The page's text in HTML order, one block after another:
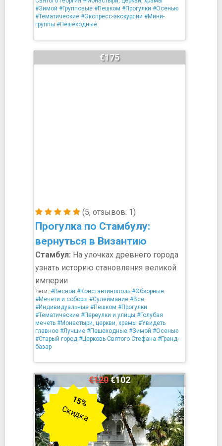
#Зимой #Групповые #Пешком #Прогулки #Осенью
#Тематические #Экспресс-экскурсии #Мини-
группы #Пешеходные
(5, отзывов: 1)
Прогулка по Стамбулу:
вернуться в Византию
€175
Стамбул: На улочках древнего города
узнать историю становления великой
империи
Теги: #Весной #Константинополь #Обзорные
#Мечети и соборы #Сулеймание #Все
#Индивидуальные #Пешком #Прогулки
#Тематические #Переулки и улицы #Голубая
мечеть #Монастыри, церкви, храмы #Увидеть
главное #Лучшие #Пешеходные #Зимой #Осенью
#Старый город #Церковь Святого Стефана #Гранд-
базар
€120€102
15%
Скидка